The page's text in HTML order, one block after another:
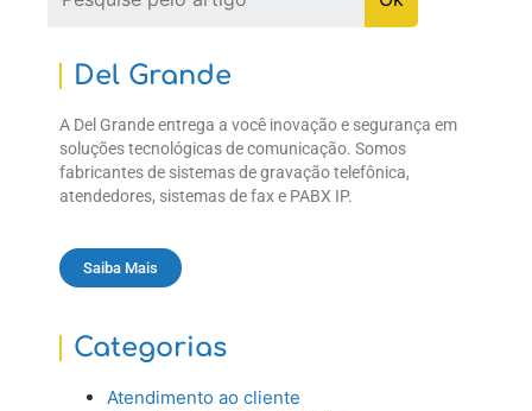
Del Grande
A Del Grande entrega a você inovação e segurança em
soluções tecnológicas de comunicação. Somos
fabricantes de sistemas de gravação telefônica,
atendedores, sistemas de fax e PABX IP.
Saiba Mais
Categorias
Atendimento ao cliente